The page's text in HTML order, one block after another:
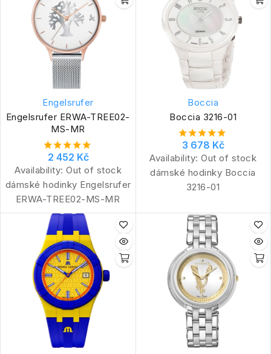
Engelsrufer
Engelsrufer ERWA-TREE02-
MS-MR
2 452 Kč
Availability: Out of stock
dámské hodinky Engelsrufer
ERWA-TREE02-MS-MR
Boccia
Boccia 3216-01
3 678 Kč
Availability: Out of stock
dámské hodinky Boccia
3216-01